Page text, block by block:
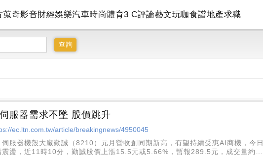
蒐奇影音財經娛樂汽車時尚體育3 C評論藝文玩咖食譜地產求職
服器需求不墜 股價跳升
ec.ltn.com.tw/article/breakingnews/4950045
服器機殼大廠勤誠（8210）元月營收創同期新高，有望持續受惠AI商機，今日
震盪，近11時10分，勤誠股價上漲15.5元或5.66%，暫報289.5元，成交量約